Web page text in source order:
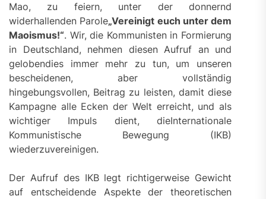
Mao, zu feiern, unter der donnernd
widerhallenden Parole„Vereinigt euch unter dem
Maoismus!“. Wir, die Kommunisten in Formierung
in Deutschland, nehmen diesen Aufruf an und
gelobendies immer mehr zu tun, um unseren
bescheidenen, aber vollständig
hingebungsvollen, Beitrag zu leisten, damit diese
Kampagne alle Ecken der Welt erreicht, und als
wichtiger Impuls dient, dieInternationale
Kommunistische Bewegung (IKB)
wiederzuvereinigen.
Der Aufruf des IKB legt richtigerweise Gewicht
auf entscheidende Aspekte der theoretischen